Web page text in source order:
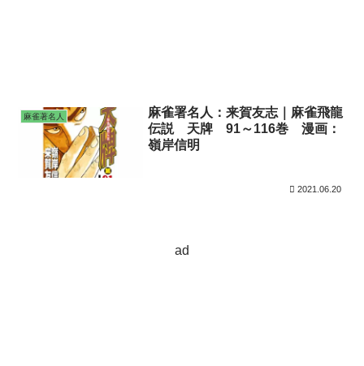
麻雀著名人
麻雀署名人：来賀友志｜麻雀飛龍
伝説 天牌 91～116巻 漫画：
嶺岸信明
2021.06.20
ad